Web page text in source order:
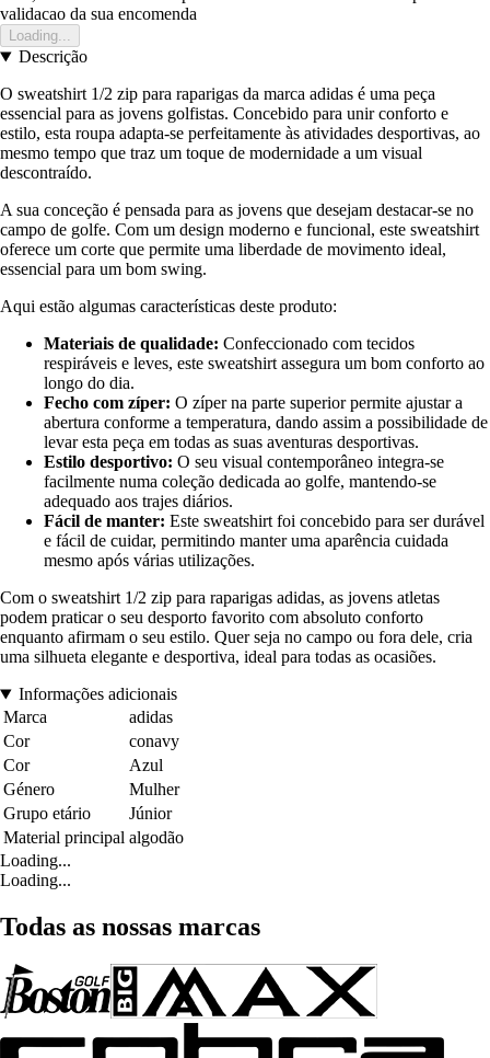
validacao da sua encomenda
Loading...
Descrição
O sweatshirt 1/2 zip para raparigas da marca adidas é uma peça
essencial para as jovens golfistas. Concebido para unir conforto e
estilo, esta roupa adapta-se perfeitamente às atividades desportivas, ao
mesmo tempo que traz um toque de modernidade a um visual
descontraído.
A sua conceção é pensada para as jovens que desejam destacar-se no
campo de golfe. Com um design moderno e funcional, este sweatshirt
oferece um corte que permite uma liberdade de movimento ideal,
essencial para um bom swing.
Aqui estão algumas características deste produto:
Materiais de qualidade: Confeccionado com tecidos
respiráveis e leves, este sweatshirt assegura um bom conforto ao
longo do dia.
Fecho com zíper: O zíper na parte superior permite ajustar a
abertura conforme a temperatura, dando assim a possibilidade de
levar esta peça em todas as suas aventuras desportivas.
Estilo desportivo: O seu visual contemporâneo integra-se
facilmente numa coleção dedicada ao golfe, mantendo-se
adequado aos trajes diários.
Fácil de manter: Este sweatshirt foi concebido para ser durável
e fácil de cuidar, permitindo manter uma aparência cuidada
mesmo após várias utilizações.
Com o sweatshirt 1/2 zip para raparigas adidas, as jovens atletas
podem praticar o seu desporto favorito com absoluto conforto
enquanto afirmam o seu estilo. Quer seja no campo ou fora dele, cria
uma silhueta elegante e desportiva, ideal para todas as ocasiões.
Informações adicionais
Marca
adidas
Cor
conavy
Cor
Azul
Género
Mulher
Grupo etário
Júnior
Material principal algodão
Loading...
Loading...
Todas as nossas marcas